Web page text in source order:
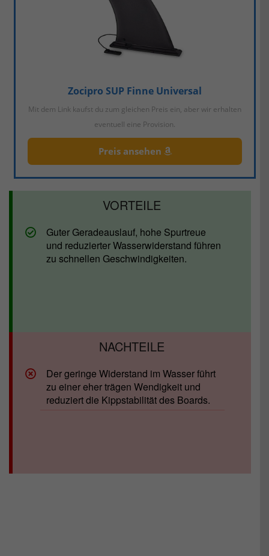
Zocipro SUP Finne Universal
Mit dem Link kaufst du zum gleichen Preis ein, aber wir erhalten
eventuell eine Provision.
Preis ansehen
Guter Geradeauslauf, hohe Spurtreue
und reduzierter Wasserwiderstand führen
zu schnellen Geschwindigkeiten.
Der geringe Widerstand im Wasser führt
zu einer eher trägen Wendigkeit und
reduziert die Kippstabilität des Boards.